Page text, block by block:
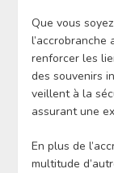
Que vous
renforcer les
des souvenirs
veillent à la
assurant une
En plus de
multitude